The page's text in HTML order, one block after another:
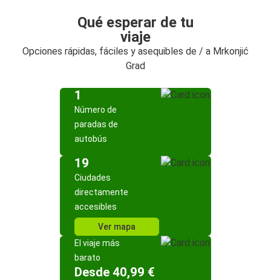
Qué esperar de tu
viaje
Opciones rápidas, fáciles y asequibles de / a Mrkonjić
Grad
1
Número de
paradas de
autobús
19
Ciudades
directamente
accesibles
Ver mapa
El viaje más
barato
Desde 40,99 €